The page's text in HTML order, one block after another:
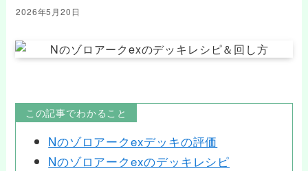
2026年5月20日
この記事でわかること
Nのゾロアークexデッキの評価
Nのゾロアークexのデッキレシピ